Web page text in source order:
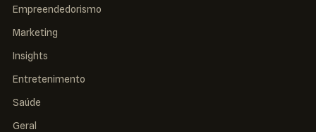
Empreendedorismo
Marketing
Insights
Entretenimento
Saúde
Geral